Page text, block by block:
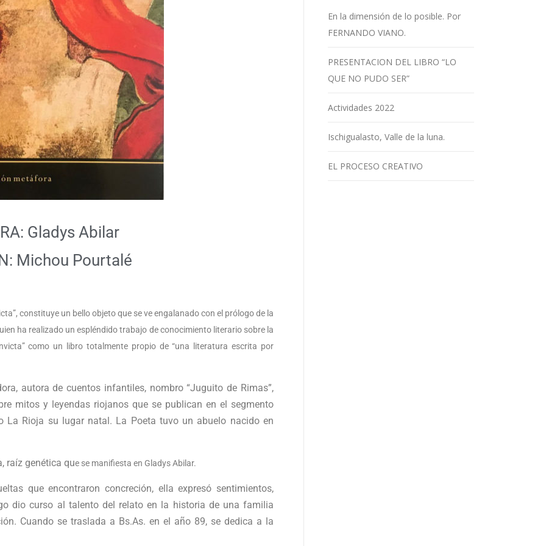
Gladys Abilar
Michou Pourtalé
constituye un bello objeto que se ve engalanado con el prólogo de la
ha realizado un espléndido trabajo de conocimiento literario sobre la
como un libro totalmente propio de “una literatura escrita por
autora de cuentos infantiles, nombro “Juguito de Rimas”,
mitos y leyendas riojanos que se publican en el segmento
La Rioja su lugar natal. La Poeta tuvo un abuelo nacido en
raíz genética que se manifiesta en Gladys Abilar.
que encontraron concreción, ella expresó sentimientos,
dio curso al talento del relato en la historia de una familia
Cuando se traslada a Bs.As. en el año 89, se dedica a la
En la dimensión de lo posible. Por
FERNANDO VIANO.
PRESENTACION DEL LIBRO “LO
QUE NO PUDO SER”
Actividades 2022
Ischigualasto, Valle de la luna.
EL PROCESO CREATIVO